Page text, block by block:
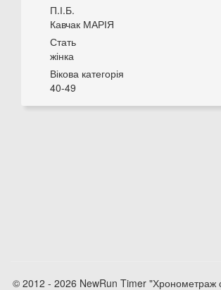
П.І.Б.
Кавчак МАРІЯ
Стать
жінка
Вікова категорія
40-49
© 2012 - 2026 NewRun Timer "Хронометраж